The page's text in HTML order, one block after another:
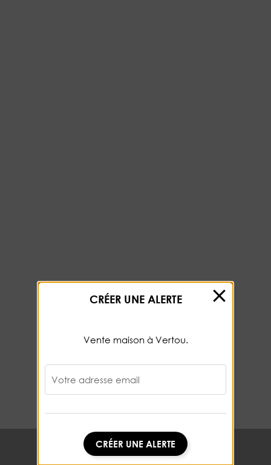
CRÉER UNE ALERTE
CRÉER UNE ALERTE
Vente maison à Vertou.
Votre adresse email
CRÉER UNE ALERTE